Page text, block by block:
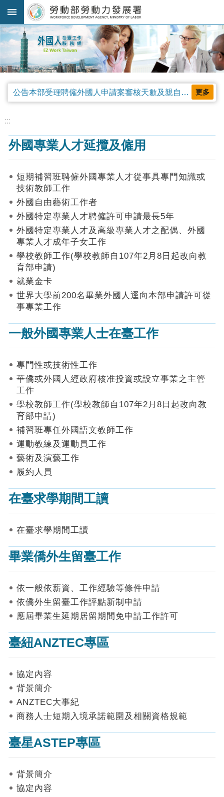
跳到主要內容區塊
進
階
搜
尋
規
公
告
及
釋
查
作
申
及
工
知
機
申
請
表
上
申
請
請
進
詢
見
答
統
數
據
首
網
站
覽
:::
公告本部受理聘僱外國人申請案審核天數及親自領件相關事項，並自中華民國115年4月13日生效。 更多
:::
外國專業人才延攬及僱用
短期補習班聘僱外國專業人才從事具專門知識或
技術教師工作
外國自由藝術工作者
外國特定專業人才聘僱許可申請最長5年
外國特定專業人才及高級專業人才之配偶、外國
專業人才成年子女工作
學校教師工作(學校教師自107年2月8日起改向教
育部申請)
就業金卡
世界大學前200名畢業外國人逕向本部申請許可從
事專業工作
一般外國專業人士在臺工作
專門性或技術性工作
華僑或外國人經政府核准投資或設立事業之主管
工作
學校教師工作(學校教師自107年2月8日起改向教
育部申請)
補習班專任外國語文教師工作
運動教練及運動員工作
藝術及演藝工作
履約人員
在臺求學期間工讀
在臺求學期間工讀
畢業僑外生留臺工作
依一般依薪資、工作經驗等條件申請
依僑外生留臺工作評點新制申請
應屆畢業生延期居留期間免申請工作許可
臺紐ANZTEC專區
協定內容
背景簡介
ANZTEC大事紀
商務人士短期入境承諾範圍及相關資格規範
臺星ASTEP專區
背景簡介
協定內容